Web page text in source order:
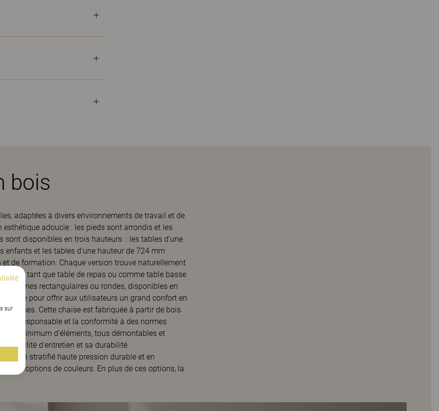
bois
adaptées à divers environnements de travail et de
adoucie : les pieds sont arrondis et les
sont disponibles en trois hauteurs : les tables d'une
enfants et les tables d'une hauteur de 724 mm
de formation. Chaque version trouve naturellement
en tant que table de repas ou comme table basse
formes rectangulaires ou rondes, disponibles en
pour offrir aux utilisateurs un grand confort en
cuisses. Cette chaise est fabriquée à partir de bois
responsable et la conformité à des normes
d'un minimum d'éléments, tous démontables et
facilité d'entretien et sa durabilité
en stratifié haute pression durable et en
options de couleurs. En plus de ces options, la
sur